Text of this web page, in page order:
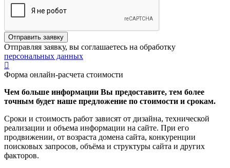
Отправить заявку
Отправляя заявку, вы соглашаетесь на обработку
персональных данных
Форма онлайн-расчета стоимости
Чем больше информации Вы предоставите, тем более
точным будет наше предложение по стоимости и срокам.
Сроки и стоимость работ зависят от дизайна, технической
реализации и объема информации на сайте. При его
продвижении, от возраста домена сайта, конкуренции
поисковых запросов, объёма и структуры сайта и других
факторов.